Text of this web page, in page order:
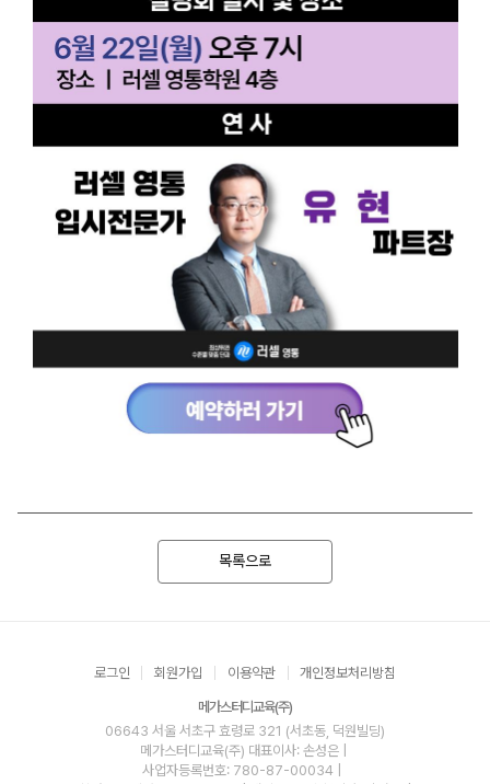
목록으로
로그인 회원가입 이용약관 개인정보처리방침
메가스터디교육(주)
06643 서울 서초구 효령로 321 (서초동, 덕원빌딩)
메가스터디교육(주) 대표이사: 손성은 |
사업자등록번호: 780-87-00034